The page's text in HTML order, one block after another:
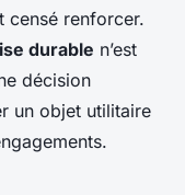
censé renforcer.
durable n’est
décision
un objet utilitaire